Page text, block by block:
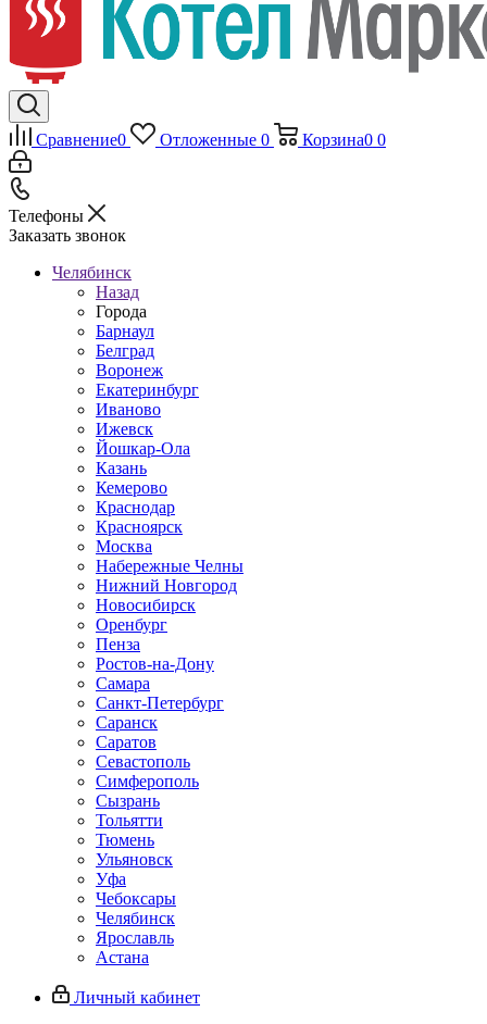
Сравнение0 Отложенные 0 Корзина0 0
Телефоны
Заказать звонок
Челябинск
Назад
Города
Барнаул
Белград
Воронеж
Екатеринбург
Иваново
Ижевск
Йошкар-Ола
Казань
Кемерово
Краснодар
Красноярск
Москва
Набережные Челны
Нижний Новгород
Новосибирск
Оренбург
Пенза
Ростов-на-Дону
Самара
Санкт-Петербург
Саранск
Саратов
Севастополь
Симферополь
Сызрань
Тольятти
Тюмень
Ульяновск
Уфа
Чебоксары
Челябинск
Ярославль
Астана
Личный кабинет